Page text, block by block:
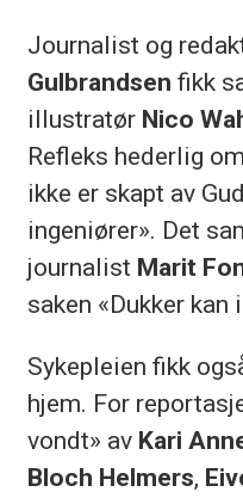
Journalist og
Gulbrandsen fikk
illustratør Nico
Refleks hederlig
ikke er skapt av
ingeniører». Det
journalist Marit
saken «Dukker kan
Sykepleien fikk
hjem. For
vondt» av Kari
Bloch Helmers,